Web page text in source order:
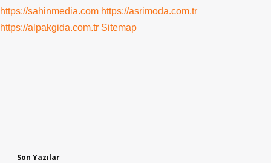
https://sahinmedia.com https://asrimoda.com.tr
https://alpakgida.com.tr Sitemap
Son Yazılar